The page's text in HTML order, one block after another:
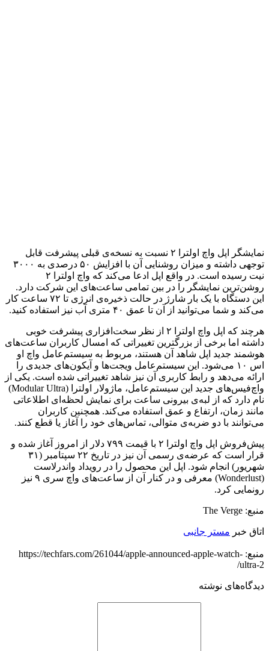
نمایشگر اپل واچ اولترا ۲ نسبت به نسخه‌ی قبلی پیشرفت قابل
توجهی داشته و میزان روشنایی آن با افزایش ۵۰ درصدی به ۳۰۰۰
نیت رسیده است. در واقع اپل ادعا می‌کند که واچ اولترا ۲
روشن‌‌ترین نمایشگر را در بین تمامی ساعت‌های این شرکت دارد.
این دستگاه با یک بار شارژ در حالت ذخیره‌ی انرژی تا ۷۲ ساعت کار
می‌کند و شما می‌توانید از آن تا عمق ۴۰ متری آب نیز استفاده کنید.
هرچند که اپل واچ اولترا ۲ از نظر سخت‌افزاری پیشرفت خوبی
داشته اما برخی از بزرگترین تغییراتی که امسال کاربران ساعت‌های
هوشمند جدید اپل شاهد آن هستند، مربوط به سیستم‌عامل واچ او
اس ۱۰ می‌شود. این سیستم‌عامل ویجت‌ها و آیکون‌های جدیدی را
ارائه می‌دهد و رابط کاربری آن نیز شاهد تغییراتی شده است. یکی از
واچ‌فیس‌های جدید این سیستم‌عامل، ماژولار اولترا (Modular Ultra)
نام دارد که از لبه‌ی بیرونی ساعت برای نمایش لحظه‌ای اطلاعاتی
مانند زمان، ارتفاع و عمق استفاده می‌کند. همچنین کاربران
می‌توانند با دو ضربه‌ی متوالی، تماس‌های خود را آغاز یا قطع کنند.
پیش‌فروش اپل واچ اولترا ۲ با قیمت ۷۹۹ دلار از امروز آغاز شده و
قرار است که عرضه‌ی رسمی آن نیز در تاریخ ۲۲ سپتامبر (۳۱
شهریور) انجام شود. اپل این محصول را در رویداد واندرلاست
(Wonderlust) معرفی و در کنار آن از ساعت‌های واچ سری ۹ نیز
رونمایی کرد.
منبع: The Verge
اتاق خبر مستر جانبی
منبع: https://techfars.com/261044/apple-announced-apple-watch-
ultra-2/
دیدگاه‌های نوشته